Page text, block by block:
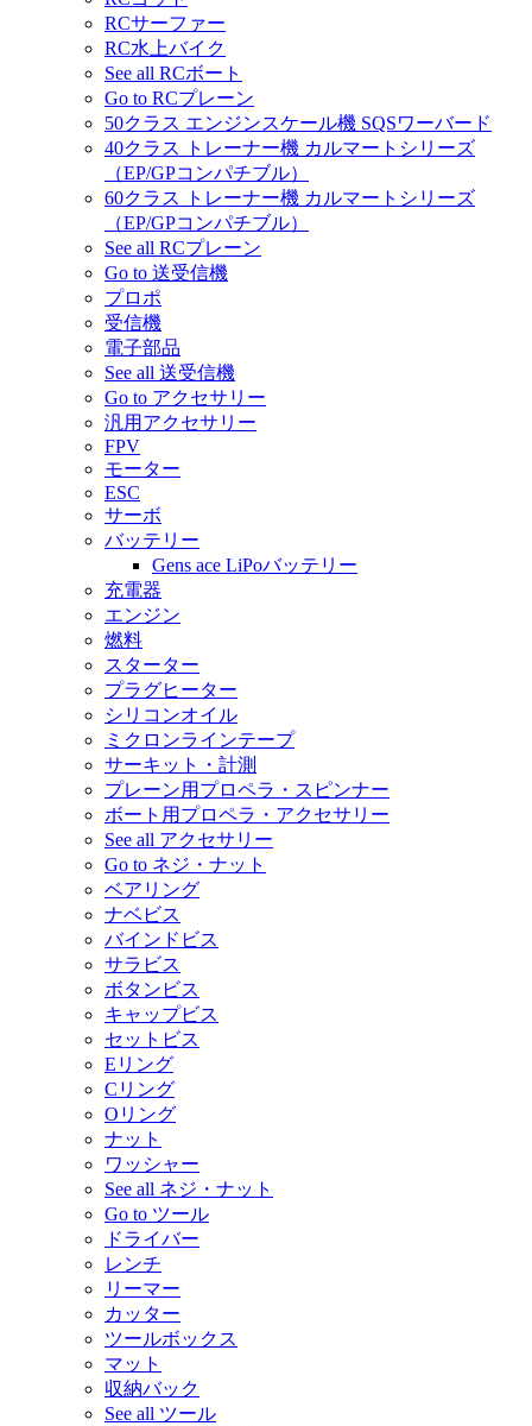
RCサーファー
RC水上バイク
See all RCボート
Go to RCプレーン
50クラス エンジンスケール機 SQSワーバード
40クラス トレーナー機 カルマートシリーズ
（EP/GPコンパチブル）
60クラス トレーナー機 カルマートシリーズ
（EP/GPコンパチブル）
See all RCプレーン
Go to 送受信機
プロポ
受信機
電子部品
See all 送受信機
Go to アクセサリー
汎用アクセサリー
FPV
モーター
ESC
サーボ
バッテリー
Gens ace LiPoバッテリー
充電器
エンジン
燃料
スターター
プラグヒーター
シリコンオイル
ミクロンラインテープ
サーキット・計測
プレーン用プロペラ・スピンナー
ボート用プロペラ・アクセサリー
See all アクセサリー
Go to ネジ・ナット
ベアリング
ナベビス
バインドビス
サラビス
ボタンビス
キャップビス
セットビス
Eリング
Cリング
Oリング
ナット
ワッシャー
See all ネジ・ナット
Go to ツール
ドライバー
レンチ
リーマー
カッター
ツールボックス
マット
収納バック
See all ツール